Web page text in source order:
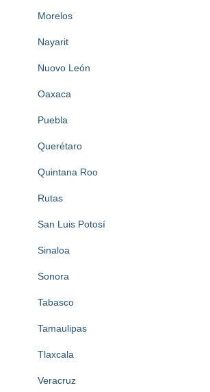
Morelos
Nayarit
Nuovo León
Oaxaca
Puebla
Querétaro
Quintana Roo
Rutas
San Luis Potosí
Sinaloa
Sonora
Tabasco
Tamaulipas
Tlaxcala
Veracruz